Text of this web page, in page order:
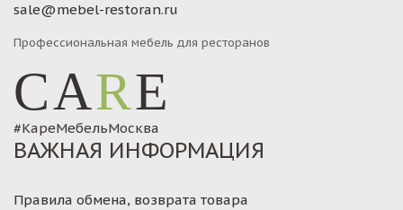
sale@mebel-restoran.ru
Профессиональная мебель для ресторанов
CARE
#КареМебельМосква
ВАЖНАЯ ИНФОРМАЦИЯ
Правила обмена, возврата товара